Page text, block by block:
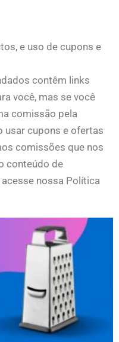
e uso de cupons e
contêm links
você, mas se você
comissão pela
usar cupons e ofertas
comissões que nos
conteúdo de
nossa Política